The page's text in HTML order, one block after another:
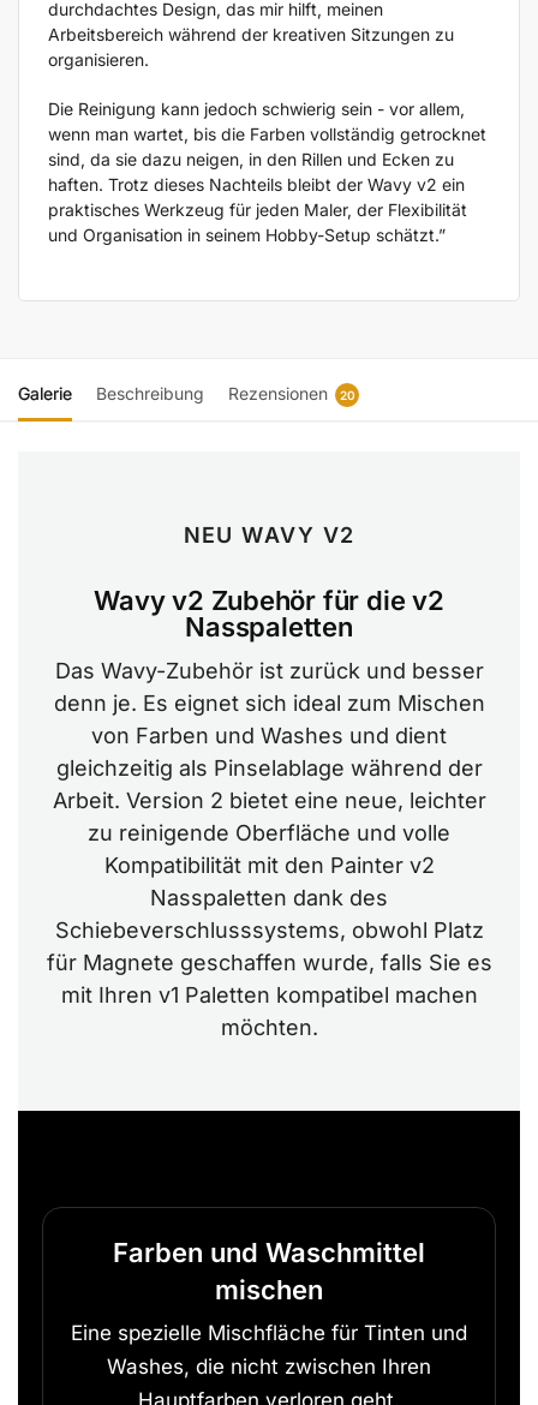
durchdachtes Design, das mir hilft, meinen
Arbeitsbereich während der kreativen Sitzungen zu
organisieren.
Die Reinigung kann jedoch schwierig sein - vor allem,
wenn man wartet, bis die Farben vollständig getrocknet
sind, da sie dazu neigen, in den Rillen und Ecken zu
haften. Trotz dieses Nachteils bleibt der Wavy v2 ein
praktisches Werkzeug für jeden Maler, der Flexibilität
und Organisation in seinem Hobby-Setup schätzt.”
Galerie Beschreibung Rezensionen 20
NEU WAVY V2
Wavy v2 Zubehör für die v2
Nasspaletten
Das Wavy-Zubehör ist zurück und besser
denn je. Es eignet sich ideal zum Mischen
von Farben und Washes und dient
gleichzeitig als Pinselablage während der
Arbeit. Version 2 bietet eine neue, leichter
zu reinigende Oberfläche und volle
Kompatibilität mit den Painter v2
Nasspaletten dank des
Schiebeverschlusssystems, obwohl Platz
für Magnete geschaffen wurde, falls Sie es
mit Ihren v1 Paletten kompatibel machen
möchten.
Farben und Waschmittel
mischen
Eine spezielle Mischfläche für Tinten und
Washes, die nicht zwischen Ihren
Hauptfarben verloren geht.